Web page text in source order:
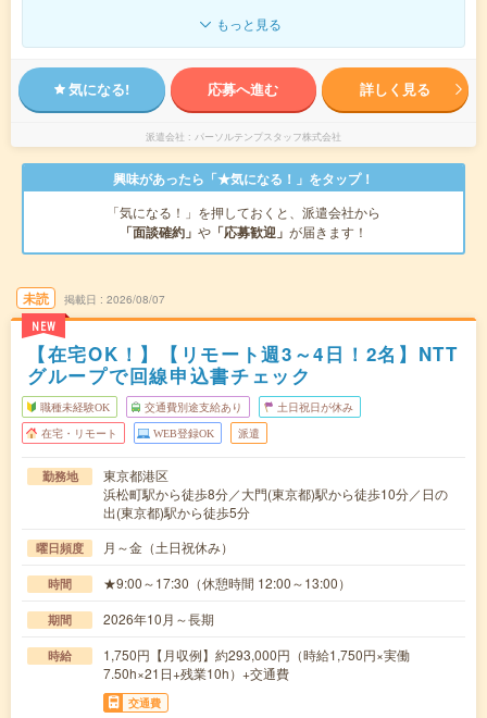
もっと見る
気になる! 応募へ進む 詳しく見る
派遣会社 パーソルテンプスタッフ株式会社
興味があったら「★気になる！」をタップ！
「気になる！」を押しておくと、派遣会社から
「面談確約」 や 「応募歓迎」 が届きます！
未読
NEW
掲載日 2026/08/07
【在宅OK！】【リモート週3～4日！2名】NTT
グループで回線申込書チェック
職種未経験OK 交通費別途支給あり 土日祝日が休み
在宅・リモート WEB登録OK 派遣
勤務地
東京都港区
浜松町駅から徒歩8分／大門(東京都)駅から徒歩10分／日の
出(東京都)駅から徒歩5分
曜日頻度 月～金（土日祝休み）
時間 ★9:00～17:30（休憩時間 12:00～13:00）
期間 2026年10月～長期
時給
1,750円【月収例】約293,000円（時給1,750円×実働
7.50h×21日+残業10h）+交通費
交通費